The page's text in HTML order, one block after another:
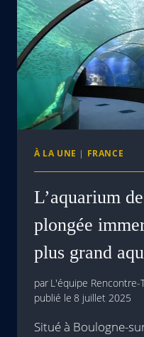
À LA UNE | FRANCE
L’aquarium
plongée
plus grand
par L'équipe
publié le 8 juillet 2025
Situé à Boulogne-